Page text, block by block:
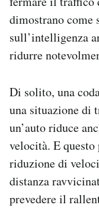
dimostrano come
sull’intelligenza
ridurre
Di solito, una
una situazione di
un’auto riduce
velocità. E questo
riduzione di
distanza
prevedere il